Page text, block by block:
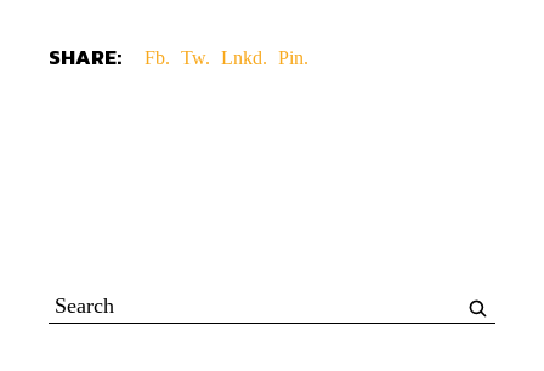
SHARE: Fb. Tw. Lnkd. Pin.